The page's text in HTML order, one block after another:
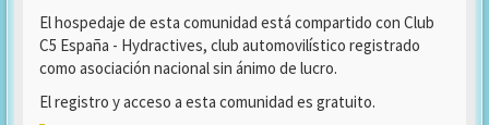
El hospedaje de esta comunidad está compartido con Club
C5 España - Hydractives, club automovilístico registrado
como asociación nacional sin ánimo de lucro.
El registro y acceso a esta comunidad es gratuito.